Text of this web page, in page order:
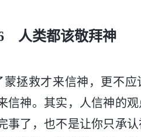
人类都该敬拜神
拯救才来信神，更不应
神。其实，人信神的观
事了，也不是让你只承